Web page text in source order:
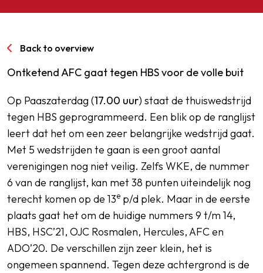
Back to overview
Ontketend AFC gaat tegen HBS voor de volle buit
Op Paaszaterdag (17.00 uur) staat de thuiswedstrijd
tegen HBS geprogrammeerd. Een blik op de ranglijst
leert dat het om een zeer belangrijke wedstrijd gaat.
Met 5 wedstrijden te gaan is een groot aantal
verenigingen nog niet veilig. Zelfs WKE, de nummer
6 van de ranglijst, kan met 38 punten uiteindelijk nog
terecht komen op de 13e p/d plek. Maar in de eerste
plaats gaat het om de huidige nummers 9 t/m 14,
HBS, HSC’21, OJC Rosmalen, Hercules, AFC en
ADO’20. De verschillen zijn zeer klein, het is
ongemeen spannend. Tegen deze achtergrond is de